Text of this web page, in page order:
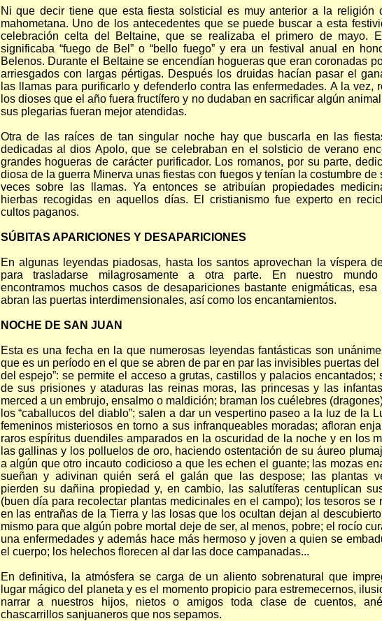
Ni que decir tiene que esta fiesta solsticial es muy anterior a la religión
mahometana. Uno de los antecedentes que se puede buscar a esta
celebración celta del Beltaine, que se realizaba el primero de mayo.
significaba “fuego de Bel” o “bello fuego” y era un festival anual en
Belenos. Durante el Beltaine se encendían hogueras que eran coronadas
arriesgados con largas pértigas. Después los druidas hacían pasar el
las llamas para purificarlo y defenderlo contra las enfermedades. A la vez,
los dioses que el año fuera fructífero y no dudaban en sacrificar algún
sus plegarias fueran mejor atendidas.
Otra de las raíces de tan singular noche hay que buscarla en las
dedicadas al dios Apolo, que se celebraban en el solsticio de verano
grandes hogueras de carácter purificador. Los romanos, por su parte,
diosa de la guerra Minerva unas fiestas con fuegos y tenían la costumbre de
veces sobre las llamas. Ya entonces se atribuían propiedades
hierbas recogidas en aquellos días. El cristianismo fue experto en
cultos paganos.
SÚBITAS APARICIONES Y DESAPARICIONES
En algunas leyendas piadosas, hasta los santos aprovechan la víspera
para trasladarse milagrosamente a otra parte. En nuestro mundo
encontramos muchos casos de desapariciones bastante enigmáticas, esa
abran las puertas interdimensionales, así como los encantamientos.
NOCHE DE SAN JUAN
Esta es una fecha en la que numerosas leyendas fantásticas son
que es un período en el que se abren de par en par las invisibles puertas del
del espejo”: se permite el acceso a grutas, castillos y palacios encantados;
de sus prisiones y ataduras las reinas moras, las princesas y las
merced a un embrujo, ensalmo o maldición; braman los cuélebres
los “caballucos del diablo”; salen a dar un vespertino paseo a la luz de la
femeninos misteriosos en torno a sus infranqueables moradas; afloran
raros espíritus duendiles amparados en la oscuridad de la noche y en los
las gallinas y los polluelos de oro, haciendo ostentación de su áureo
a algún que otro incauto codicioso a que les echen el guante; las mozas
sueñan y adivinan quién será el galán que las despose; las plantas
pierden su dañina propiedad y, en cambio, las salutíferas centuplican
(buen día para recolectar plantas medicinales en el campo); los tesoros se
en las entrañas de la Tierra y las losas que los ocultan dejan al descubierto
mismo para que algún pobre mortal deje de ser, al menos, pobre; el rocío
una enfermedades y además hace más hermoso y joven a quien se
el cuerpo; los helechos florecen al dar las doce campanadas...
En definitiva, la atmósfera se carga de un aliento sobrenatural que
lugar mágico del planeta y es el momento propicio para estremecernos,
narrar a nuestros hijos, nietos o amigos toda clase de cuentos,
chascarrillos sanjuaneros que nos sepamos.